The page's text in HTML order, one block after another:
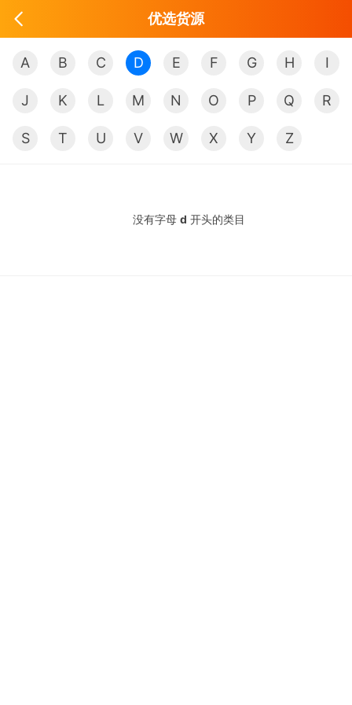
优选货源
A B C D E F G H I
J K L M N O P Q R
S T U V W X Y Z
没有字母 d 开头的类目